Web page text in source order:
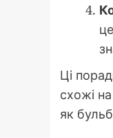
Ці
схожі
як